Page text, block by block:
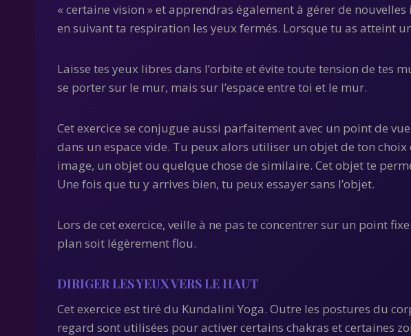
« certaine vision » et apprendras également à gérer de
en suivant ta respiration les yeux fermés. Lorsque tu as atteint
Laisse tes yeux libres dans l’orbite et évite toute tension de tes
se porter sur le mur, mais sur l’espace entre toi et le mur.
Cet exercice se conjugue aussi parfaitement avec un point de
dans un espace vide. Tu peux alors utiliser un objet de ton
image, un objet ou quelque chose de similaire. Cet objet te
Une fois que tu y arrives bien, tu peux essayer sans l’objet.
Lors de cet exercice, veille à ne pas te concentrer sur un point
plan soit légèrement flou.
DIRIGER LES YEUX VERS LE HAUT
Cet exercice est tiré du Kundalini Yoga. Outre les postures du
regard sont utilisées pour activer certains chakras et certaines